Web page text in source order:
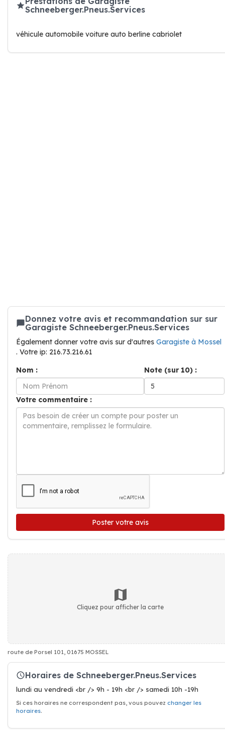
Schneeberger.Pneus.Services
véhicule automobile voiture auto berline cabriolet
Donnez votre avis et recommandation sur sur
Garagiste Schneeberger.Pneus.Services
Également donner votre avis sur d'autres Garagiste à Mossel
. Votre ip: 216.73.216.61
Nom :
Note (sur 10) :
Votre commentaire :
Poster votre avis
Cliquez pour afficher la carte
route de Porsel 101, 01675 MOSSEL
Horaires de Schneeberger.Pneus.Services
lundi au vendredi <br /> 9h - 19h <br /> samedi 10h -19h
Si ces horaires ne correspondent pas, vous pouvez changer les
horaires.